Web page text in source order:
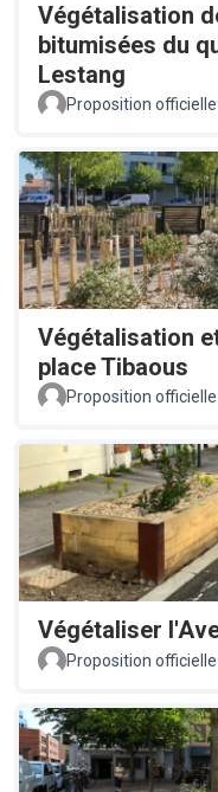
Végétalisation
bitumisées du
Lestang
Proposition officielle
Végétalisation
place Tibaous
Proposition officielle
Végétaliser
Proposition officielle